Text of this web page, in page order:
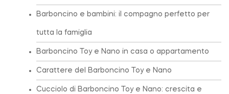
Barboncino e bambini: il compagno perfetto per
tutta la famiglia
Barboncino Toy e Nano in casa o appartamento
Carattere del Barboncino Toy e Nano
Cucciolo di Barboncino Toy e Nano: crescita e